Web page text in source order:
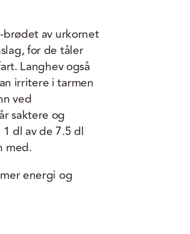
av urkornet
for de tåler
Langhev også
irritere i tarmen
ved
saktere og
dl av de 7.5 dl
med.
energi og